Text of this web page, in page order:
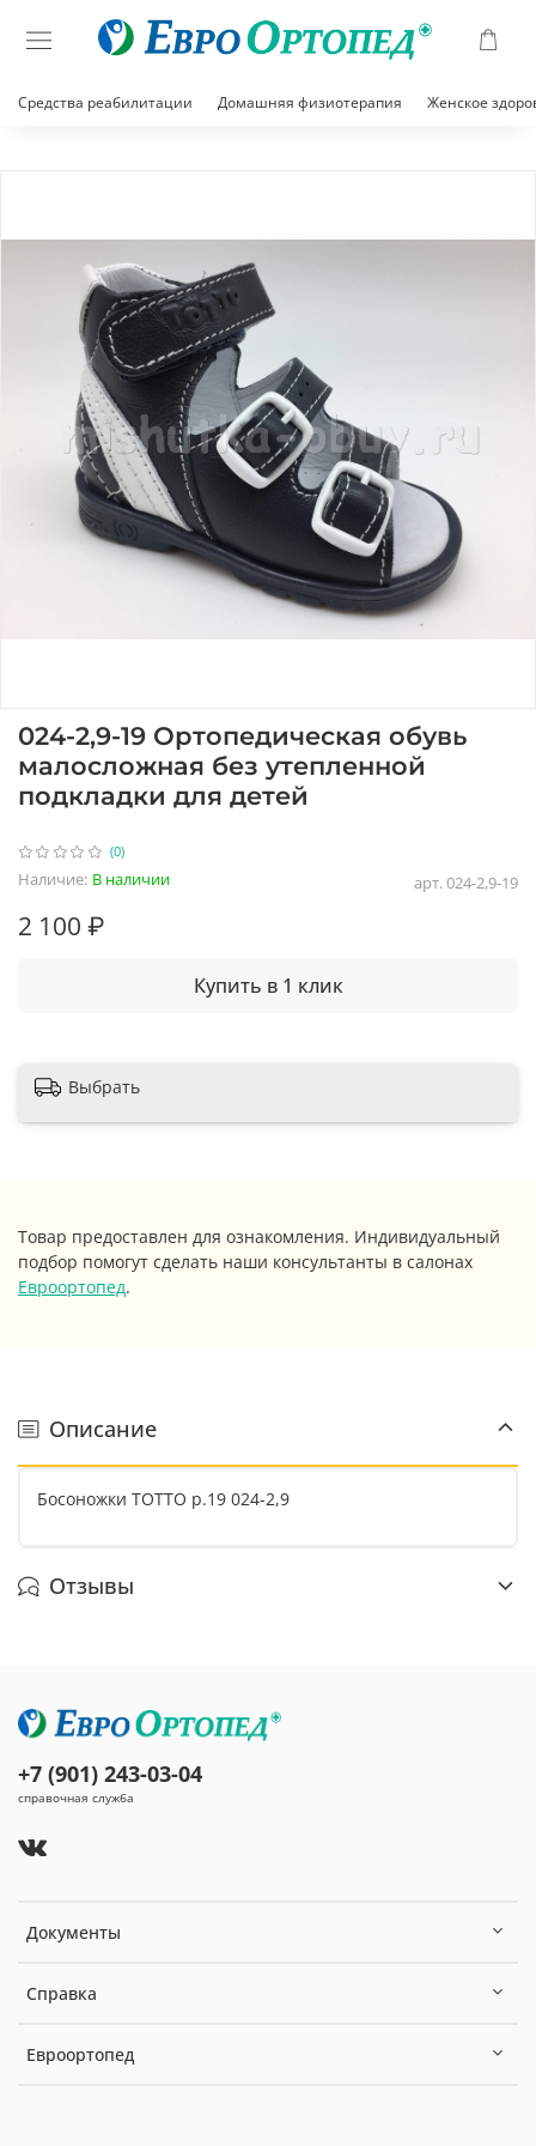
Средства реабилитации Домашняя физиотерапия Женское
(0)
арт.024-2,9-19
Наличие: В наличии
024-2,9-19 Ортопедическая обувь
малосложная без утепленной
подкладки для детей
2 100 ₽
Купить в 1 клик
Выбрать
Товар предоставлен для ознакомления. Индивидуальный
подбор помогут сделать наши консультанты в салонах
Евроортопед.
Описание
Босоножки ТОТТО р.19 024-2,9
Отзывы
Документы
Справка
Евроортопед
+7 (901) 243-03-04
справочная служба